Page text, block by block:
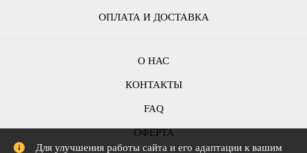
ОПЛАТА И ДОСТАВКА
О НАС
КОНТАКТЫ
FAQ
ОФЕРТА
Для улучшения работы сайта и его адаптации к вашим